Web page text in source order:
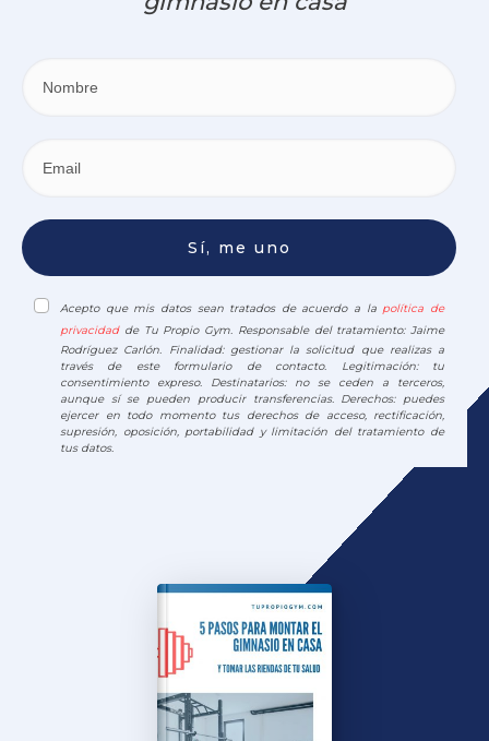
Sí, me uno
Acepto que mis datos sean tratados de acuerdo a la política de
privacidad de Tu Propio Gym. Responsable del tratamiento: Jaime
Rodríguez Carlón. Finalidad: gestionar la solicitud que realizas a
través de este formulario de contacto. Legitimación: tu
consentimiento expreso. Destinatarios: no se ceden a terceros,
aunque sí se pueden producir transferencias. Derechos: puedes
ejercer en todo momento tus derechos de acceso, rectificación,
supresión, oposición, portabilidad y limitación del tratamiento de
tus datos.